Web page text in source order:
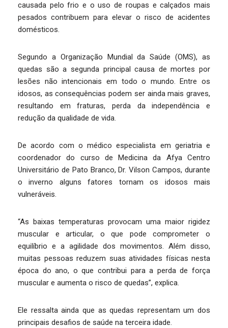
causada pelo frio e o uso de roupas e calçados mais
pesados contribuem para elevar o risco de acidentes
domésticos.
Segundo a Organização Mundial da Saúde (OMS), as
quedas são a segunda principal causa de mortes por
lesões não intencionais em todo o mundo. Entre os
idosos, as consequências podem ser ainda mais graves,
resultando em fraturas, perda da independência e
redução da qualidade de vida.
De acordo com o médico especialista em geriatria e
coordenador do curso de Medicina da Afya Centro
Universitário de Pato Branco, Dr. Vilson Campos, durante
o inverno alguns fatores tornam os idosos mais
vulneráveis.
“As baixas temperaturas provocam uma maior rigidez
muscular e articular, o que pode comprometer o
equilíbrio e a agilidade dos movimentos. Além disso,
muitas pessoas reduzem suas atividades físicas nesta
época do ano, o que contribui para a perda de força
muscular e aumenta o risco de quedas”, explica.
Ele ressalta ainda que as quedas representam um dos
principais desafios de saúde na terceira idade.